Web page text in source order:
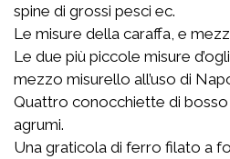
spine di grossi pesci ec.
Le misure della caraffa, e
Le due più piccole misure
mezzo misurello all’uso di
Quattro conocchiette di
agrumi.
Una graticola di ferro filato a